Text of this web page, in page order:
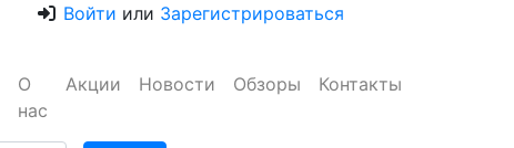
Войти или Зарегистрироваться
О
нас
Акции Новости Обзоры Контакты